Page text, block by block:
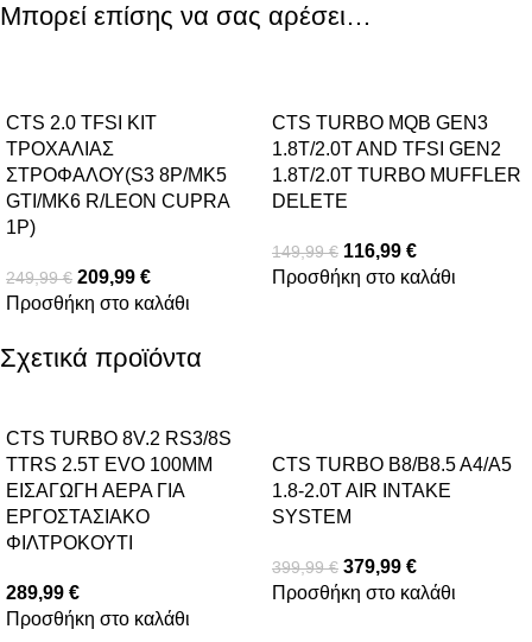
Μπορεί επίσης να σας αρέσει…
CTS 2.0 ΤFSI ΚΙΤ
ΤΡΟΧΑΛΙΑΣ
ΣΤΡΟΦΑΛΟΥ(S3 8P/MK5
GTI/MK6 R/LEON CUPRA
1P)
249,99€ 209,99 €
Προσθήκη στο καλάθι
CTS TURBO MQB GEN3
1.8T/2.0T AND TFSI GEN2
1.8T/2.0T TURBO MUFFLER
DELETE
149,99€ 116,99 €
Προσθήκη στο καλάθι
Σχετικά προϊόντα
CTS TURBO 8V.2 RS3/8S
TTRS 2.5T EVO 100MM
ΕΙΣΑΓΩΓΗ ΑΕΡΑ ΓΙΑ
ΕΡΓΟΣΤΑΣΙΑΚΟ
ΦΙΛΤΡΟΚΟΥΤΙ
289,99 €
Προσθήκη στο καλάθι
CTS TURBO B8/B8.5 A4/A5
1.8-2.0T AIR INTAKE
SYSTEM
399,99€ 379,99 €
Προσθήκη στο καλάθι